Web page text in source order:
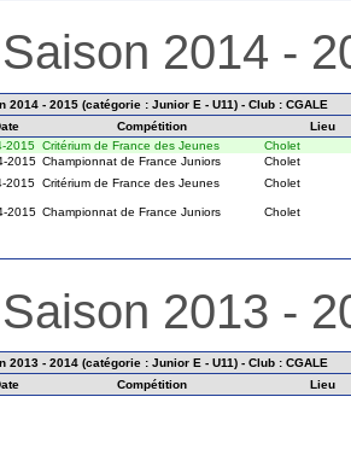
2014 -
2014 - 2015 (catégorie : Junior E - U11) - Club : CGALE
Compétition
Lieu
2015 Critérium de France des Jeunes
Cholet
2015 Championnat de France Juniors
Cholet
2015 Critérium de France des Jeunes Cholet
2015 Championnat de France Juniors
Cholet
2013 -
2013 - 2014 (catégorie : Junior E - U11) - Club : CGALE
Compétition
Lieu